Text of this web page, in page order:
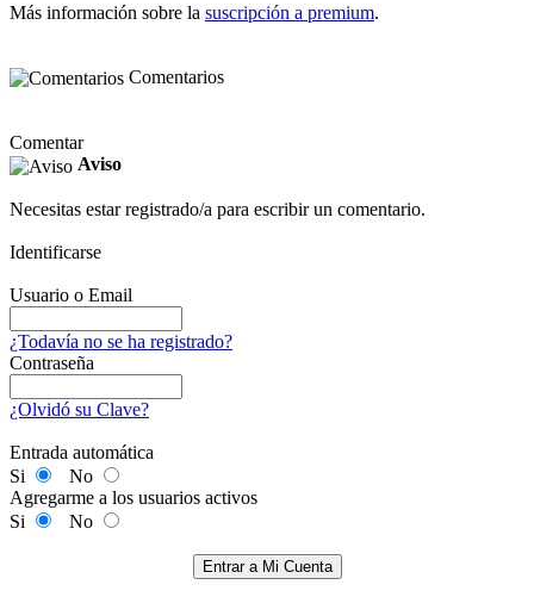
Más información sobre la suscripción a premium.
Comentarios
Comentar
Aviso
Necesitas estar registrado/a para escribir un comentario.
Identificarse
Usuario o Email
¿Todavía no se ha registrado?
Contraseña
¿Olvidó su Clave?
Entrada automática
Si
No
Agregarme a los usuarios activos
Si
No
Entrar a Mi Cuenta